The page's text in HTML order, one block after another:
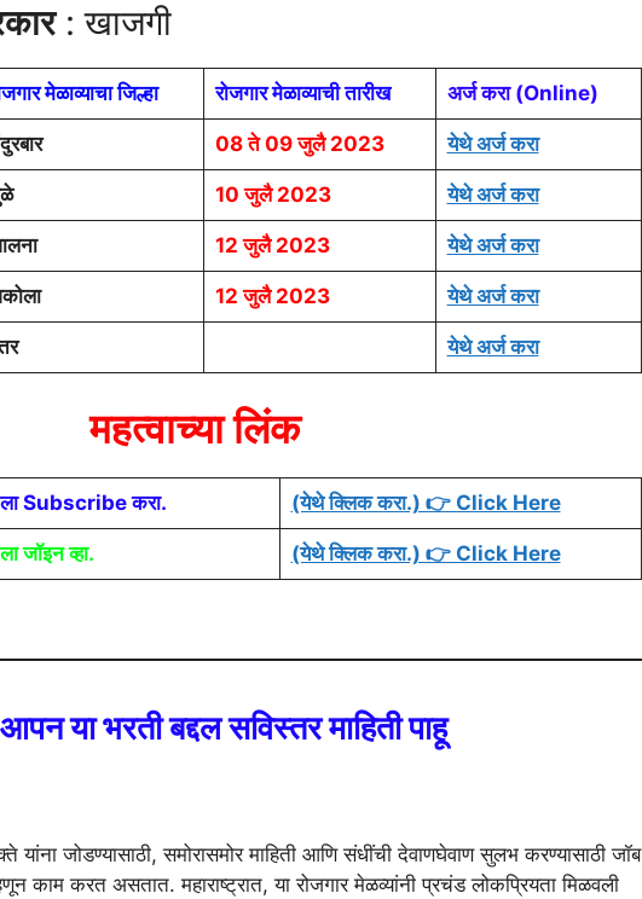
: खाजगी
मेळाव्याचा जिल्हा रोजगार मेळाव्याची तारीख अर्ज करा (Online)
08 ते 09 जुलै 2023 येथे अर्ज करा
10 जुलै 2023 येथे अर्ज करा
12 जुलै 2023 येथे अर्ज करा
12 जुलै 2023 येथे अर्ज करा
येथे अर्ज करा
महत्वाच्या लिंक
Subscribe करा. (येथे क्लिक करा.) 👉 Click Here
व्हा. (येथे क्लिक करा.) 👉 Click Here
या भरती बद्दल सविस्तर माहिती पाहू
यांना जोडण्यासाठी, समोरासमोर माहिती आणि संधींची देवाणघेवाण सुलभ करण्यासाठी जॉब
काम करत असतात. महाराष्ट्रात, या रोजगार मेळव्यांनी प्रचंड लोकप्रियता मिळवली